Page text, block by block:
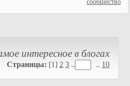
сообщество
интересное в блогах
Страницы: [1] 2 3 .. .. 10